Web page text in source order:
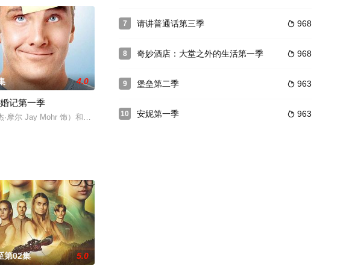
人犯、骗子、
4.0
记第一季
·摩尔 Jay Mohr 饰）和妻子艾莉森（宝拉·马歇尔 Paula Mars
第02集 5.0
7  968
请讲普通话第三季
8  968
奇妙酒店：大堂之外的生活第一季
9  963
堡垒第二季
10  963
安妮第一季